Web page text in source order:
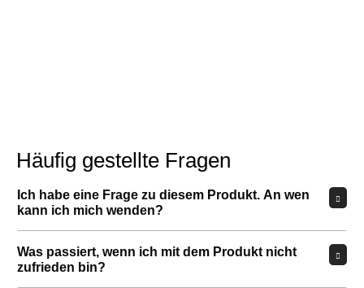
Häufig gestellte Fragen
Ich habe eine Frage zu diesem Produkt. An wen
kann ich mich wenden?
Was passiert, wenn ich mit dem Produkt nicht
zufrieden bin?